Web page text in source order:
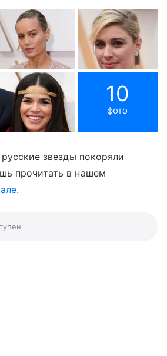
10
фото
звезды покоряли
прочитать в нашем